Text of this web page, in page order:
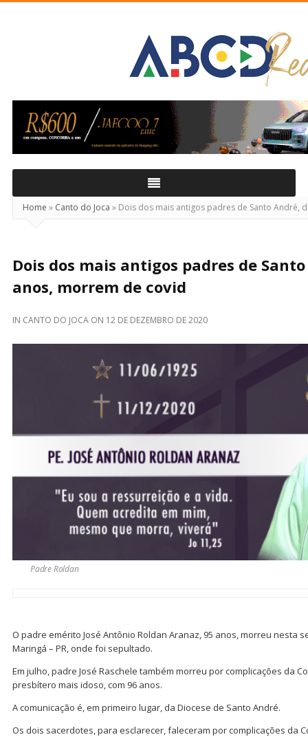
Real
Home » Canto do Joca » Dois dos mais antigos padres de Santo André,
Dois dos mais antigos padres de
anos, morrem de covid
IN CANTO DO JOCA ON 12 DE DEZEMBRO DE 2020
Padre Roldan
O padre emérito José Antônio Roldan Aranaz, 95 anos, morreu nesta
Maringá – PR, onde foi sepultado.
Em julho, padre José Raschele também morreu por complicações da
presbítero mais idoso, com 96 anos.
A comunicação é, em primeiro lugar, da Diocese de Santo André.
Os dois sacerdotes, para esclarecer, faleceram por complicações da